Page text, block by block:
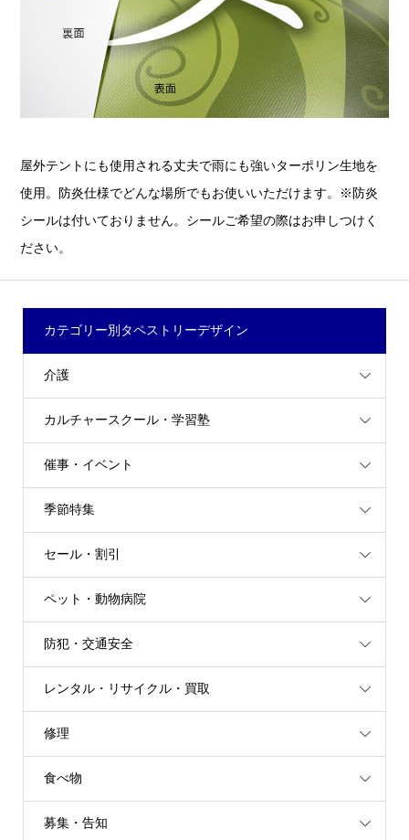
屋外テントにも使用される丈夫で雨にも強いターポリン生地を
使用。防炎仕様でどんな場所でもお使いいただけます。※防炎
シールは付いておりません。シールご希望の際はお申しつけく
ださい。
カテゴリー別タペストリーデザイン
介護
カルチャースクール・学習塾
催事・イベント
季節特集
セール・割引
ペット・動物病院
防犯・交通安全
レンタル・リサイクル・買取
修理
食べ物
募集・告知